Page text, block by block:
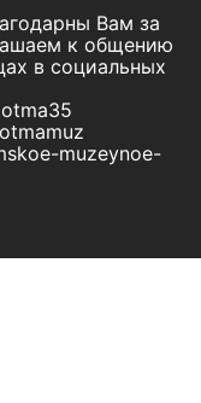
Вам за
к общению
в социальных
muzeynoe-